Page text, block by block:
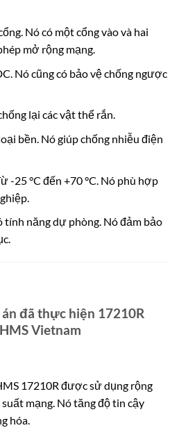
Nó có một cổng vào và hai
mở rộng mạng.
Nó cũng có bảo vệ chống ngược
lại các vật thể rắn.
bền. Nó giúp chống nhiễu điện
-25 °C đến +70 °C. Nó phù hợp
tính năng dự phòng. Nó đảm bảo
đã thực hiện 17210R
Vietnam
17210R được sử dụng rộng
mạng. Nó tăng độ tin cậy
hóa.